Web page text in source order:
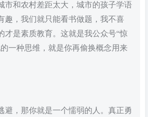
市和农村差距太大，城市的孩子学语
趣，我们就只能看书做题，我不喜
才是素质教育。这就是我公众号“惊
一种思维，就是你再偷换概念用来
避，那你就是一个懦弱的人。真正勇